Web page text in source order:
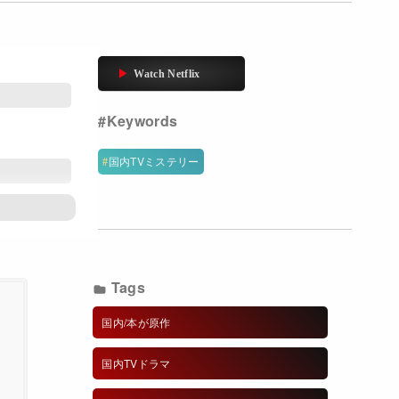
国内TVミステリー
Tags
国内/本が原作
国内TVドラマ